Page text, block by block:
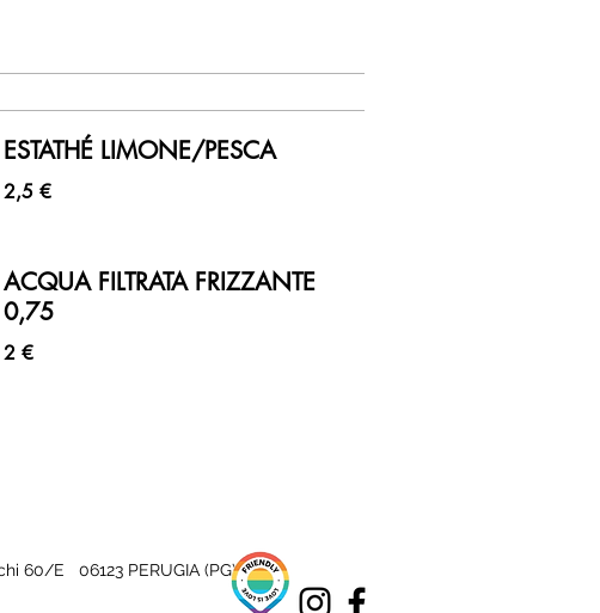
ESTATHÉ LIMONE/PESCA
2,5 €
ACQUA FILTRATA FRIZZANTE
0,75
2 €
60/E 06123 PERUGIA (PG)